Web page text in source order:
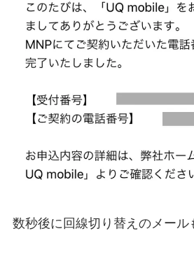
数秒後に回線切り替えのメール